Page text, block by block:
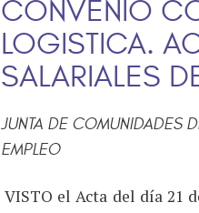
CONVENIO
LOGISTICA.
SALARIALES
JUNTA DE COMUNIDADES
EMPLEO
VISTO el Acta del día 21